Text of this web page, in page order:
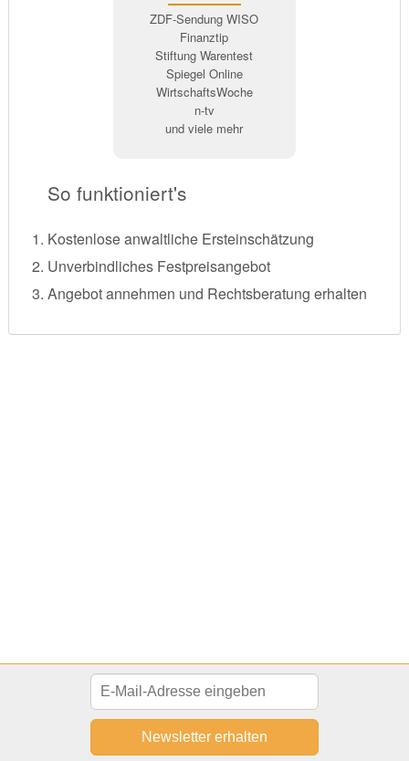
ZDF-Sendung WISO
Finanztip
Stiftung Warentest
Spiegel Online
WirtschaftsWoche
n-tv
und viele mehr
So funktioniert's
Kostenlose anwaltliche Ersteinschätzung
Unverbindliches Festpreisangebot
Angebot annehmen und Rechtsberatung erhalten